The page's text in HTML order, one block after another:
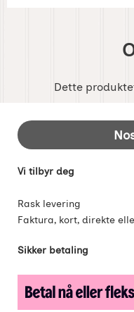
Dette
Footer-innhold
Vi tilbyr deg
Rask levering
Faktura, kort, direkte
Sikker betaling